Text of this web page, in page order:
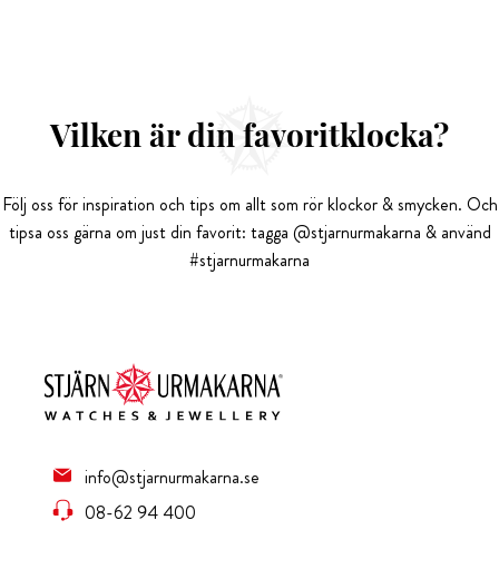
Vilken är din favoritklocka?
Följ oss för inspiration och tips om allt som rör klockor & smycken. Och
tipsa oss gärna om just din favorit: tagga @stjarnurmakarna & använd
#stjarnurmakarna
info@stjarnurmakarna.se
08-62 94 400